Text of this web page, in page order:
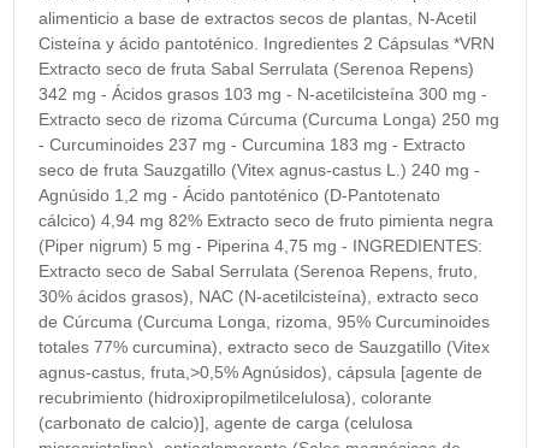
alimenticio a base de extractos secos de plantas, N-Acetil
Cisteína y ácido pantoténico. Ingredientes 2 Cápsulas *VRN
Extracto seco de fruta Sabal Serrulata (Serenoa Repens)
342 mg - Ácidos grasos 103 mg - N-acetilcisteína 300 mg -
Extracto seco de rizoma Cúrcuma (Curcuma Longa) 250 mg
- Curcuminoides 237 mg - Curcumina 183 mg - Extracto
seco de fruta Sauzgatillo (Vitex agnus-castus L.) 240 mg -
Agnúsido 1,2 mg - Ácido pantoténico (D-Pantotenato
cálcico) 4,94 mg 82% Extracto seco de fruto pimienta negra
(Piper nigrum) 5 mg - Piperina 4,75 mg - INGREDIENTES:
Extracto seco de Sabal Serrulata (Serenoa Repens, fruto,
30% ácidos grasos), NAC (N-acetilcisteína), extracto seco
de Cúrcuma (Curcuma Longa, rizoma, 95% Curcuminoides
totales 77% curcumina), extracto seco de Sauzgatillo (Vitex
agnus-castus, fruta,>0,5% Agnúsidos), cápsula [agente de
recubrimiento (hidroxipropilmetilcelulosa), colorante
(carbonato de calcio)], agente de carga (celulosa